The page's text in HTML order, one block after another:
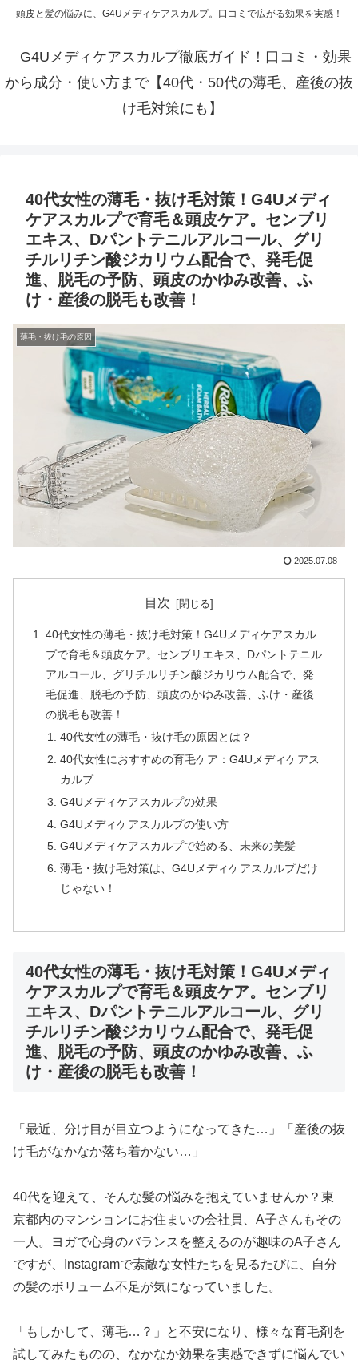
頭皮と髪の悩みに、G4Uメディケアスカルプ。口コミで広がる効果を実感！
G4Uメディケアスカルプ徹底ガイド！口コミ・効果
から成分・使い方まで【40代・50代の薄毛、産後の抜
け毛対策にも】
40代女性の薄毛・抜け毛対策！G4Uメディ
ケアスカルプで育毛＆頭皮ケア。センブリ
エキス、Dパントテニルアルコール、グリ
チルリチン酸ジカリウム配合で、発毛促
進、脱毛の予防、頭皮のかゆみ改善、ふ
け・産後の脱毛も改善！
薄毛・抜け毛の原因
2025.07.08
目次
40代女性の薄毛・抜け毛対策！G4Uメディケアスカル
プで育毛＆頭皮ケア。センブリエキス、Dパントテニル
アルコール、グリチルリチン酸ジカリウム配合で、発
毛促進、脱毛の予防、頭皮のかゆみ改善、ふけ・産後
の脱毛も改善！
40代女性の薄毛・抜け毛の原因とは？
40代女性におすすめの育毛ケア：G4Uメディケアス
カルプ
G4Uメディケアスカルプの効果
G4Uメディケアスカルプの使い方
G4Uメディケアスカルプで始める、未来の美髪
薄毛・抜け毛対策は、G4Uメディケアスカルプだけ
じゃない！
40代女性の薄毛・抜け毛対策！G4Uメディ
ケアスカルプで育毛＆頭皮ケア。センブリ
エキス、Dパントテニルアルコール、グリ
チルリチン酸ジカリウム配合で、発毛促
進、脱毛の予防、頭皮のかゆみ改善、ふ
け・産後の脱毛も改善！
「最近、分け目が目立つようになってきた…」「産後の抜
け毛がなかなか落ち着かない…」
40代を迎えて、そんな髪の悩みを抱えていませんか？東
京都内のマンションにお住まいの会社員、A子さんもその
一人。ヨガで心身のバランスを整えるのが趣味のA子さん
ですが、Instagramで素敵な女性たちを見るたびに、自分
の髪のボリューム不足が気になっていました。
「もしかして、薄毛…？」と不安になり、様々な育毛剤を
試してみたものの、なかなか効果を実感できずに悩んでい